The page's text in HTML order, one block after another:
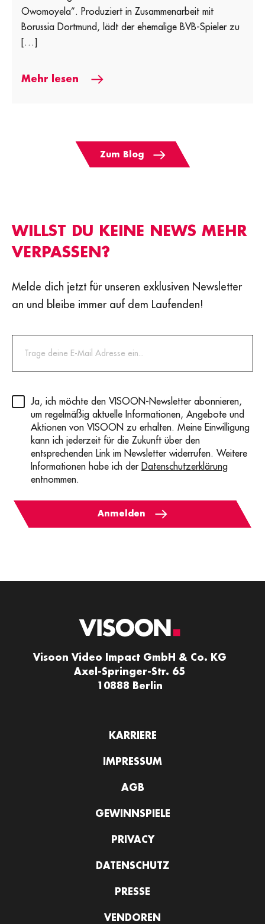
Owomoyela”. Produziert in Zusammenarbeit mit
Borussia Dortmund, lädt der ehemalige BVB-Spieler zu
[…]
Mehr lesen
Zum Blog
WILLST DU KEINE NEWS MEHR
VERPASSEN?
Melde dich jetzt für unseren exklusiven Newsletter
an und bleibe immer auf dem Laufenden!
Privacy(erforderlich)
Ja, ich möchte den VISOON-Newsletter abonnieren,
um regelmäßig aktuelle Informationen, Angebote und
Aktionen von VISOON zu erhalten. Meine Einwilligung
kann ich jederzeit für die Zukunft über den
entsprechenden Link im Newsletter widerrufen. Weitere
Informationen habe ich der Datenschutzerklärung
entnommen.
Anmelden
Visoon Video Impact GmbH & Co. KG
Axel-Springer-Str. 65
10888 Berlin
KARRIERE
IMPRESSUM
AGB
GEWINNSPIELE
PRIVACY
DATENSCHUTZ
PRESSE
VENDOREN